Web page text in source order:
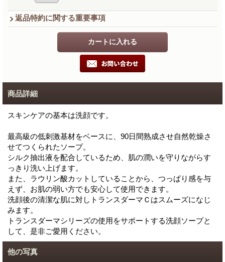
返品特約に関する重要事項
商品詳細
スキンケアの基本は洗顔です。
最高級の低刺激基材をベースに、90日間熟成させ自然乾燥さ
せてつくられたソープ。
シルク抽出液を配合しているため、肌の潤いを守りながらす
っきり洗い上げます。
また、ラウリン酸カットしていることから、つっぱり感を与
えず、お肌の弱い方でも安心して使用できます。
洗顔後の清潔な肌に対しトランスダーマＣはスムーズになじ
みます。
トランスダーマシリーズの使用をサポートする洗顔ソープと
して、是非ご愛用ください。
他の写真